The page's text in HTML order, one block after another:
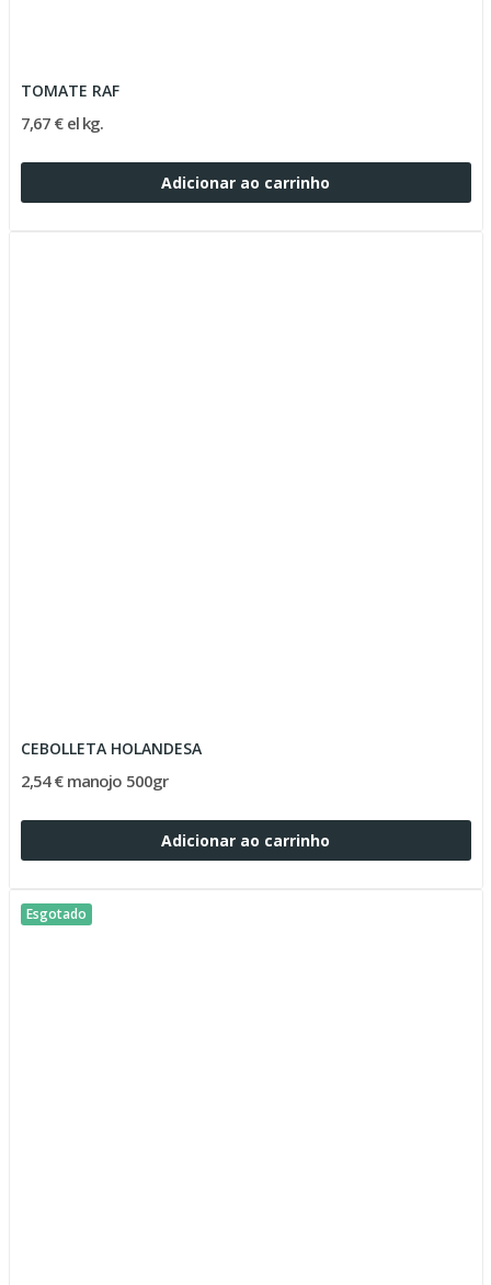
TOMATE RAF
7,67 € el kg.
Adicionar ao carrinho
CEBOLLETA HOLANDESA
2,54 € manojo 500gr
Adicionar ao carrinho
Esgotado